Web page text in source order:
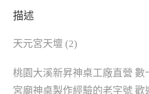
描述
天元宮天壇 (2)
桃園大溪新昇神桌工廠直營 數
宮廟神桌製作經驗的老字號